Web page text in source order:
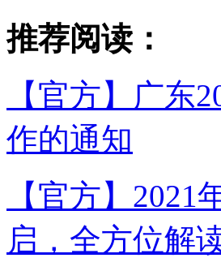
推荐阅读：
【官方】广东
作的通知
【官方】
启，全方位解